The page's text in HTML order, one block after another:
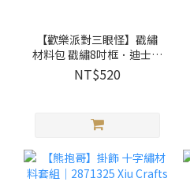
【歡樂派對三眼怪】戳繡
材料包 戳繡8吋框．迪士尼
Disney｜2033027 Xiu
Crafts
NT$520